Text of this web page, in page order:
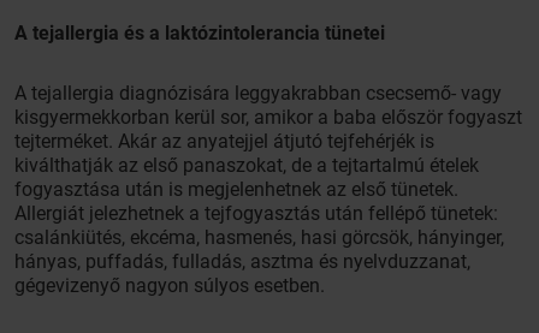
A tejallergia és a laktózintolerancia tünetei
A tejallergia diagnózisára leggyakrabban csecsemő- vagy
kisgyermekkorban kerül sor, amikor a baba először fogyaszt
tejterméket. Akár az anyatejjel átjutó tejfehérjék is
kiválthatják az első panaszokat, de a tejtartalmú ételek
fogyasztása után is megjelenhetnek az első tünetek.
Allergiát jelezhetnek a tejfogyasztás után fellépő tünetek:
csalánkiütés, ekcéma, hasmenés, hasi görcsök, hányinger,
hányas, puffadás, fulladás, asztma és nyelvduzzanat,
gégevizenyő nagyon súlyos esetben.